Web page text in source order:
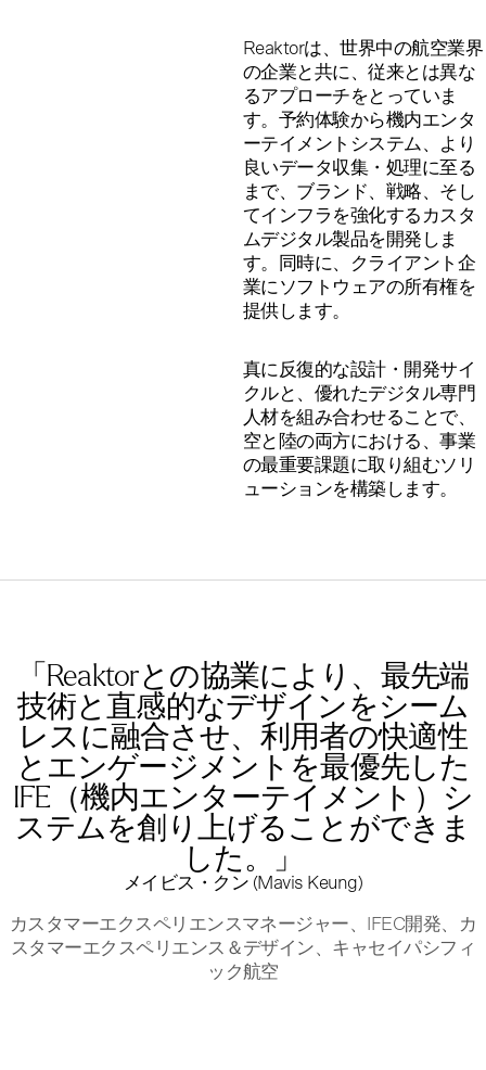
Reaktorは、世界中の航空業界
の企業と共に、従来とは異な
るアプローチをとっていま
す。予約体験から機内エンタ
ーテイメントシステム、より
良いデータ収集・処理に至る
まで、ブランド、戦略、そし
てインフラを強化するカスタ
ムデジタル製品を開発しま
す。同時に、クライアント企
業にソフトウェアの所有権を
提供します。
真に反復的な設計・開発サイ
クルと、優れたデジタル専門
人材を組み合わせることで、
空と陸の両方における、事業
の最重要課題に取り組むソリ
ューションを構築します。
「Reaktorとの協業により、最先端
技術と直感的なデザインをシーム
レスに融合させ、利用者の快適性
とエンゲージメントを最優先した
IFE（機内エンターテイメント）シ
ステムを創り上げることができま
した。」
メイビス・クン (Mavis Keung)
カスタマーエクスペリエンスマネージャー、IFEC開発、カ
スタマーエクスペリエンス＆デザイン、キャセイパシフィ
ック航空